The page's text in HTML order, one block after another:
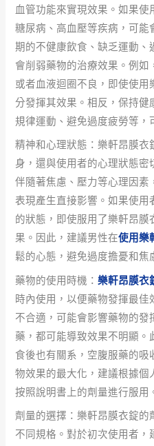
血管功能來實現效果。如果使
糖尿病、高血壓等疾病，可能
期的不健康飲食、缺乏運動、
會削弱藥物的治療效果。例如
或者血液迴圈不良，即使使
分發揮其效果。相反，保持健
規律運動、避免過度疲勞等，
精神和心理狀態：樂軒昂膜衣
身，還與使用者的心理狀態
伴隨著焦慮、壓力等心理因素
表現產生直接影響。如果使用
的狀態，即使服用了樂軒昂
果。因此，建議男性在使用樂
鬆的心態，避免過度擔憂和焦
藥物的使用時機：樂軒昂膜衣
時內使用，以便藥物發揮最
不合適，可能會影響藥物的
藥，都可能導致效果不明顯
食後也有關系，空腹服藥的
物效果的最大化，建議根據個
按照說明書上的劑量進行服用
劑量的選擇：樂軒昂膜衣錠
不同規格。對於初次使用者